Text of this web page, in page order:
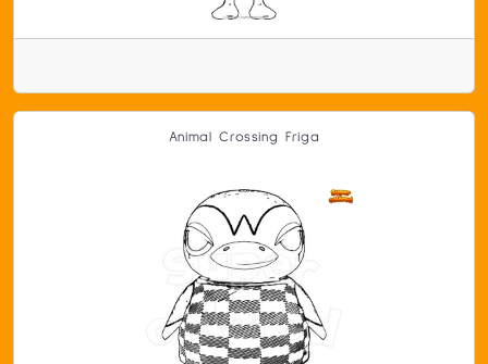
Animal Crossing Friga